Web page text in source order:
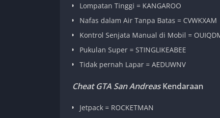
Lompatan Tinggi = KANGAROO
Nafas dalam Air Tanpa Batas = CVWKXAM
Kontrol Senjata Manual di Mobil =
Pukulan Super = STINGLIKEABEE
Tidak pernah Lapar = AEDUWNV
Cheat GTA San AndreasKendaraan
Jetpack = ROCKETMAN